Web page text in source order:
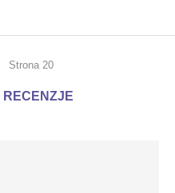
Strona 20
RECENZJE